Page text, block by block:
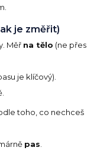
je změřit)
Měř na tělo (ne přes
je klíčový).
toho, co nechceš
pas